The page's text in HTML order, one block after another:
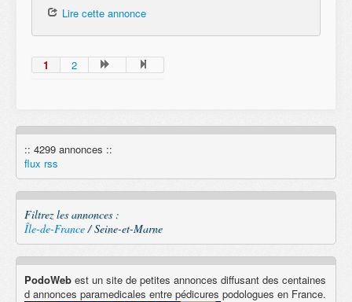
Lire cette annonce
1 2
:: 4299 annonces ::
flux rss
Filtrez les annonces :
Île-de-France/ Seine-et-Marne
PodoWeb est un site de petites annonces diffusant des centaines
d annonces paramedicales entre pédicures podologues en France.